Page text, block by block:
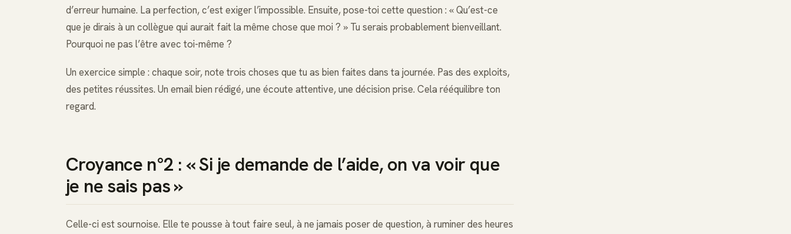
d’erreur humaine. La perfection, c’est exiger l’impossible. Ensuite, pose-toi cette question : « Qu’est-ce
que je dirais à un collègue qui aurait fait la même chose que moi ? » Tu serais probablement bienveillant.
Pourquoi ne pas l’être avec toi-même ?
Un exercice simple : chaque soir, note trois choses que tu as bien faites dans ta journée. Pas des exploits,
des petites réussites. Un email bien rédigé, une écoute attentive, une décision prise. Cela rééquilibre ton
regard.
Croyance n°2 : « Si je demande de l’aide, on va voir que
je ne sais pas »
Celle-ci est sournoise. Elle te pousse à tout faire seul, à ne jamais poser de question, à ruminer des heures